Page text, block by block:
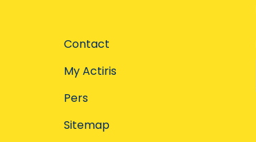
Contact
My Actiris
Pers
Sitemap